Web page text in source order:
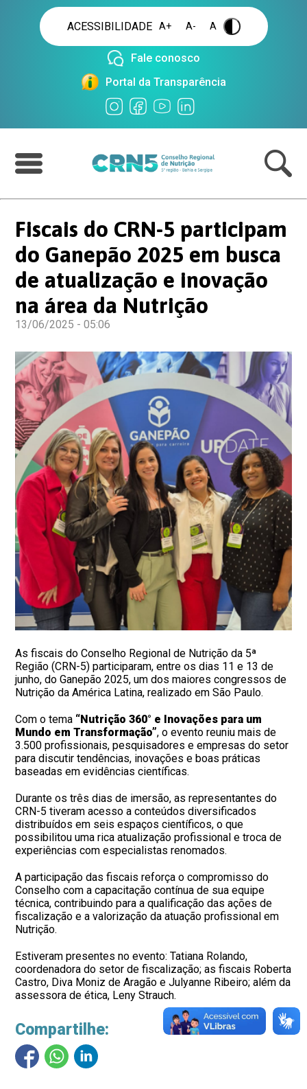
ACESSIBILIDADE A+ A- A .
Fale conosco
Portal da Transparência
Fiscais do CRN-5 participam
do Ganepão 2025 em busca
de atualização e inovação
na área da Nutrição
13/06/2025 - 05:06
As fiscais do Conselho Regional de Nutrição da 5ª
Região (CRN-5) participaram, entre os dias 11 e 13 de
junho, do Ganepão 2025, um dos maiores congressos de
Nutrição da América Latina, realizado em São Paulo.
Com o tema “Nutrição 360° e Inovações para um
Mundo em Transformação”, o evento reuniu mais de
3.500 profissionais, pesquisadores e empresas do setor
para discutir tendências, inovações e boas práticas
baseadas em evidências científicas.
Durante os três dias de imersão, as representantes do
CRN-5 tiveram acesso a conteúdos diversificados
distribuídos em seis espaços científicos, o que
possibilitou uma rica atualização profissional e troca de
experiências com especialistas renomados.
A participação das fiscais reforça o compromisso do
Conselho com a capacitação contínua de sua equipe
técnica, contribuindo para a qualificação das ações de
fiscalização e a valorização da atuação profissional em
Nutrição.
Estiveram presentes no evento: Tatiana Rolando,
coordenadora do setor de fiscalização; as fiscais Roberta
Castro, Diva Moniz de Aragão e Julyanne Ribeiro; além da
assessora de ética, Leny Strauch.
Compartilhe: